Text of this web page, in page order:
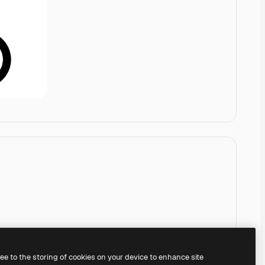
to the storing of cookies on your device to enhance site